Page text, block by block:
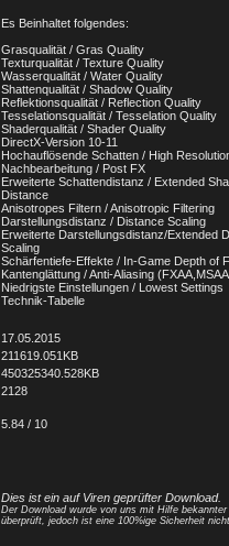
Es Beinhaltet folgendes:
Grasqualität / Gras Quality
Texturqualität / Texture Quality
Wasserqualität / Water Quality
Shattenqualität / Shadow Quality
Reflektionsqualität / Reflection Quality
Tesselationsqualität / Tesselation Quality
Shaderqualität / Shader Quality
DirectX-Version 10-11
Hochauflösende Schatten / High
Nachbearbeitung / Post FX
Erweiterte Schattendistanz / Extended
Distance
Anisotropes Filtern / Anisotropic Filtering
Darstellungsdistanz / Distance Scaling
Erweiterte Darstellungsdistanz/Extended
Scaling
Schärfentiefe-Effekte / In-Game Depth of
Kantenglättung / Anti-Aliasing
Niedrigste Einstellungen / Lowest Settings
Technik-Tabelle
17.05.2015
211619.051KB
450325340.528KB
2128
5.84 / 10
Dies ist ein auf Viren geprüfter Download.
Der Download wurde von uns mit Hilfe bekannter
überprüft, jedoch ist eine 100%ige Sicherheit